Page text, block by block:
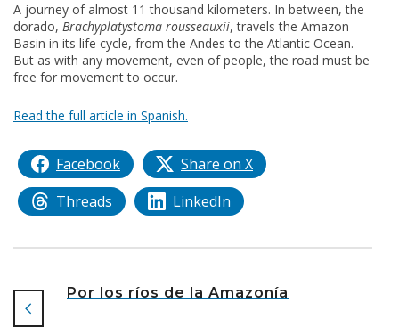
A journey of almost 11 thousand kilometers. In between, the
dorado, Brachyplatystoma rousseauxii, travels the Amazon
Basin in its life cycle, from the Andes to the Atlantic Ocean.
But as with any movement, even of people, the road must be
free for movement to occur.
Read the full article in Spanish.
Facebook
Share on X
Threads
LinkedIn
Por los ríos de la Amazonía